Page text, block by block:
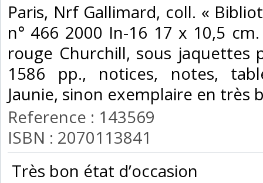
‎Paris, Nrf Gallimard, coll. «
n° 466 2000 In-16 17 x 10,5
rouge Churchill, sous jaquettes
1586 pp., notices, notes,
Jaunie, sinon exemplaire en très
Reference : 143569
ISBN : 2070113841
‎ Très bon état d’occasion ‎